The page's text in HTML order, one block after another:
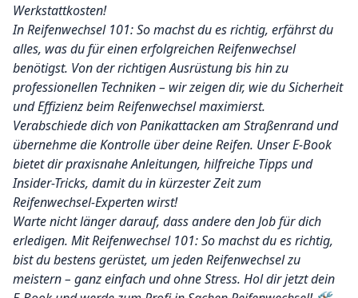
Werkstattkosten!
In Reifenwechsel 101: So machst du es richtig, erfährst du
alles, was du für einen erfolgreichen Reifenwechsel
benötigst. Von der richtigen Ausrüstung bis hin zu
professionellen Techniken – wir zeigen dir, wie du Sicherheit
und Effizienz beim Reifenwechsel maximierst.
Verabschiede dich von Panikattacken am Straßenrand und
übernehme die Kontrolle über deine Reifen. Unser E-Book
bietet dir praxisnahe Anleitungen, hilfreiche Tipps und
Insider-Tricks, damit du in kürzester Zeit zum
Reifenwechsel-Experten wirst!
Warte nicht länger darauf, dass andere den Job für dich
erledigen. Mit Reifenwechsel 101: So machst du es richtig,
bist du bestens gerüstet, um jeden Reifenwechsel zu
meistern – ganz einfach und ohne Stress. Hol dir jetzt dein